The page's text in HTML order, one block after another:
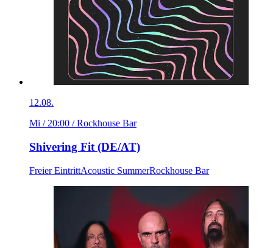
12.08.
Mi / 20:00 / Rockhouse Bar
Shivering Fit (DE/AT)
Freier EintrittAcoustic SummerRockhouse Bar